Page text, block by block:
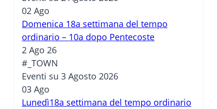
02 Ago
Domenica 18a settimana del tempo
ordinario – 10a dopo Pentecoste
2 Ago 26
#_TOWN
Eventi su 3 Agosto 2026
03 Ago
Lunedì18a settimana del tempo ordinario